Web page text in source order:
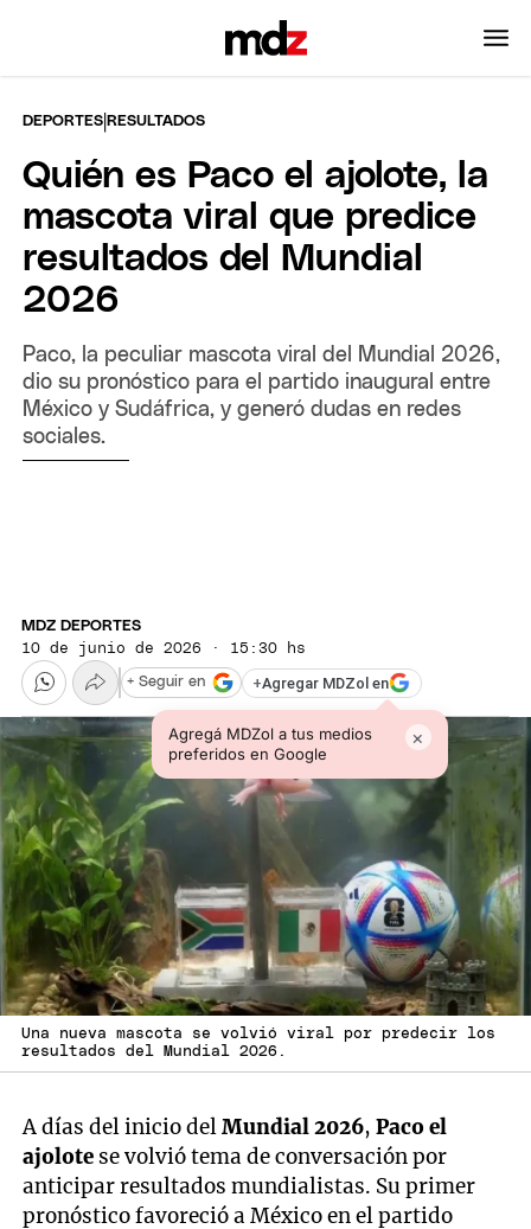
DEPORTES |RESULTADOS
Quién es Paco el ajolote, la
mascota viral que predice
resultados del Mundial
2026
Paco, la peculiar mascota viral del Mundial 2026,
dio su pronóstico para el partido inaugural entre
México y Sudáfrica, y generó dudas en redes
sociales.
MDZ DEPORTES
10 de junio de 2026 · 15:30 hs
+Agregar MDZol en
Agregá MDZol a tus medios
preferidos en Google
×
+ Seguir en
Una nueva mascota se volvió viral por predecir los
resultados del Mundial 2026.
A días del inicio delMundial 2026,Paco el
ajolote se volvió tema de conversación por
anticipar resultados mundialistas. Su primer
pronóstico favoreció a México en el partido